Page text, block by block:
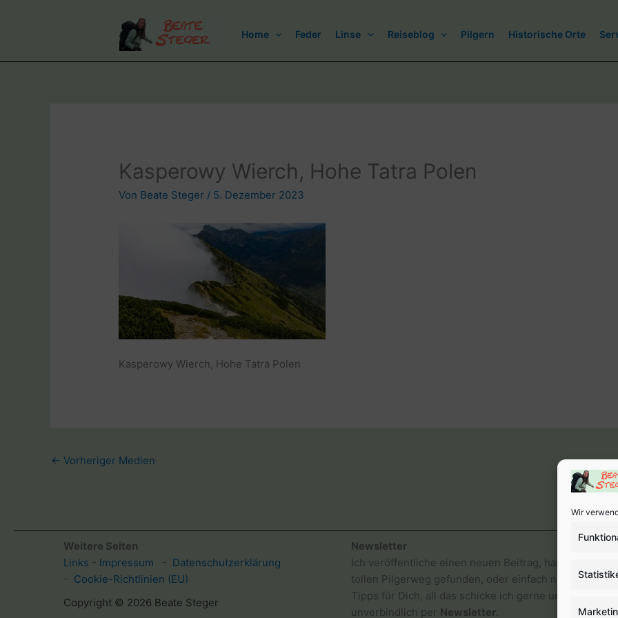
Wir
Home Feder Linse Reiseblog Pilgern Historische Orte
Kasperowy Wierch, Hohe Tatra Polen
Von Beate Steger / 5. Dezember 2023
Kasperowy Wierch, Hohe Tatra Polen
← Vorheriger Medien
Weitere Seiten
Links - Impressum - Datenschutzerklärung
- Cookie-Richtlinien (EU)
Copyright © 2026 Beate Steger
Newsletter
Ich veröffentliche einen neuen Beitrag, habe einen
tollen Pilgerweg gefunden, oder einfach nur gute
Tipps für Dich, all das schicke ich gerne und
unverbindlich per Newsletter.